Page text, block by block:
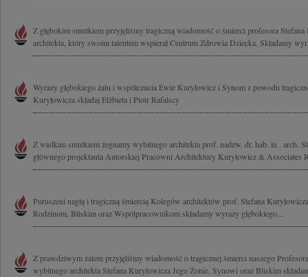
Z głębokim smutkiem przyjęliśmy tragiczną wiadomość o śmierci profesora
architekta, który swoim talentem wspierał Centrum Zdrowia Dziecka. Składamy
Wyrazy głębokiego żalu i współczucia Ewie Kuryłowicz i Synom z powodu
Kuryłowicza składaj Elżbieta i Piotr Rafalscy
Z wielkim smutkiem żegnamy wybitnego architekta prof. nadzw. dr. hab. in . arch.
głównego projektanta Autorskiej Pracowni Architektury Kuryłowicz & Associates
Poruszeni nagłą i tragiczną śmiercią Kolegów architektów prof. Stefana
Rodzinom, Bliskim oraz Współpracownikom składamy wyrazy głębokiego...
Z prawdziwym żalem przyjęliśmy wiadomość o tragicznej śmierci naszego
wybitnego architekta Stefana Kuryłowicza Jego Żonie, Synowi oraz Bliskim